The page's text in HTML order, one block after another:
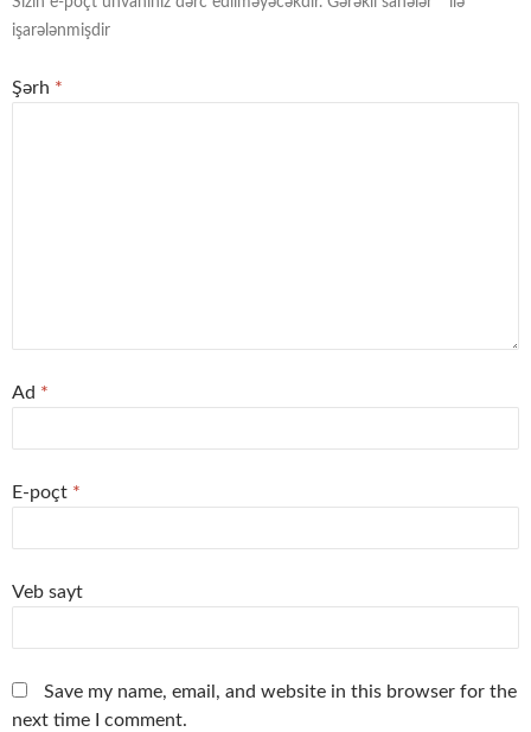
işarələnmişdir
Şərh *
Ad *
E-poçt *
Veb sayt
Save my name, email, and website in this browser for the
next time I comment.